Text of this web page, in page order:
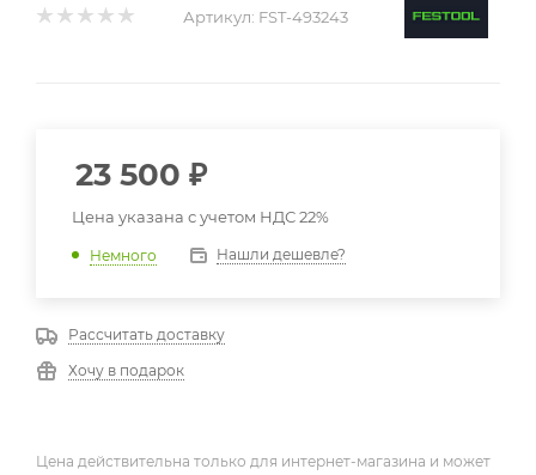
Артикул: FST-493243
23 500 ₽
Цена указана с учетом НДС 22%
Немного Нашли дешевле?
Рассчитать доставку
Хочу в подарок
Цена действительна только для интернет-магазина и может